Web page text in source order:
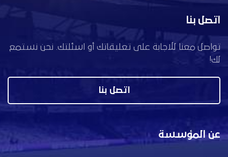
اتصل بنا
تواصل معنا للاجابة على تعليقاتك أو اسئلتك. نحن نستمع
لك!
اتصل بنا
عن المؤسسة